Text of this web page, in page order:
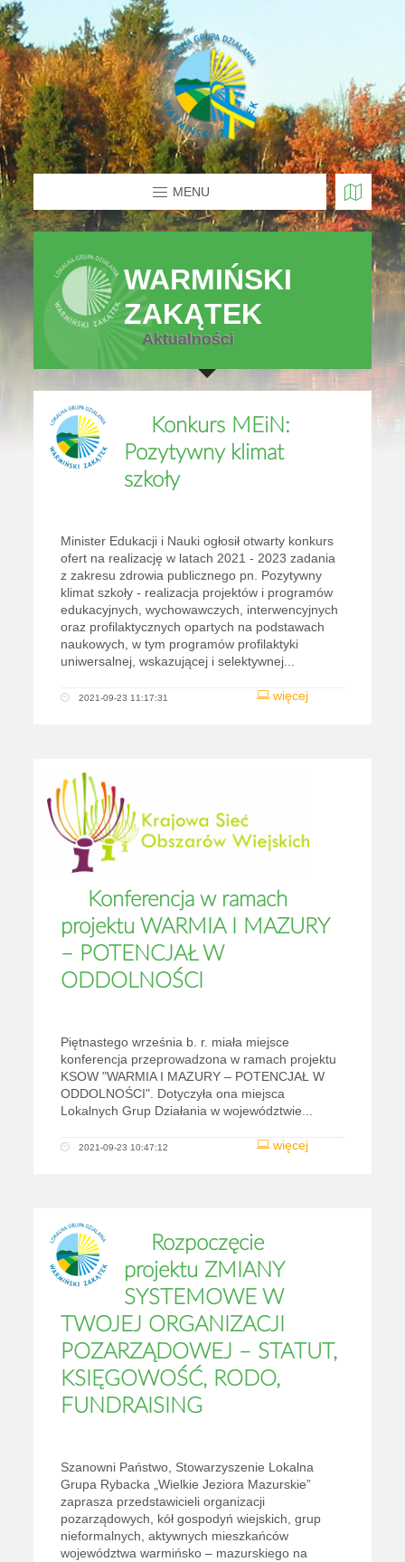
MENU
WARMIŃSKI
ZAKĄTEK
Aktualności
Konkurs MEiN:
Pozytywny klimat
szkoły
Minister Edukacji i Nauki ogłosił otwarty konkurs
ofert na realizację w latach 2021 - 2023 zadania
z zakresu zdrowia publicznego pn. Pozytywny
klimat szkoły - realizacja projektów i programów
edukacyjnych, wychowawczych, interwencyjnych
oraz profilaktycznych opartych na podstawach
naukowych, w tym programów profilaktyki
uniwersalnej, wskazującej i selektywnej...
więcej
2021-09-23 11:17:31
Konferencja w ramach
projektu WARMIA I MAZURY
– POTENCJAŁ W
ODDOLNOŚCI
Piętnastego września b. r. miała miejsce
konferencja przeprowadzona w ramach projektu
KSOW "WARMIA I MAZURY – POTENCJAŁ W
ODDOLNOŚCI". Dotyczyła ona miejsca
Lokalnych Grup Działania w województwie...
więcej
2021-09-23 10:47:12
Rozpoczęcie
projektu ZMIANY
SYSTEMOWE W
TWOJEJ ORGANIZACJI
POZARZĄDOWEJ – STATUT,
KSIĘGOWOŚĆ, RODO,
FUNDRAISING
Szanowni Państwo, Stowarzyszenie Lokalna
Grupa Rybacka „Wielkie Jeziora Mazurskie”
zaprasza przedstawicieli organizacji
pozarządowych, kół gospodyń wiejskich, grup
nieformalnych, aktywnych mieszkańców
województwa warmińsko – mazurskiego na